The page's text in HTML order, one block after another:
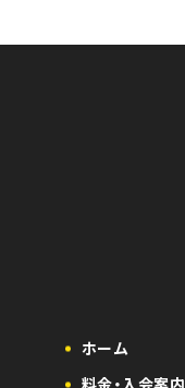
ホーム
料金・入会案内